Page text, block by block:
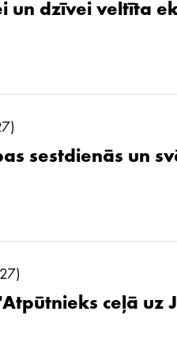
un dzīvei veltīta
sestdienās un
ceļā uz